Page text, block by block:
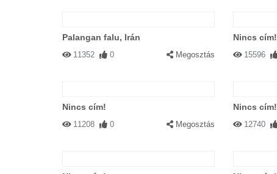
Palangan falu, Irán
11352 0 Megosztás
Nincs cím!
15596
Nincs cím!
11208 0 Megosztás
Nincs cím!
12740